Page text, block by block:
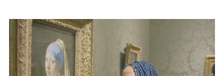
Obrazy
Obrazy
Obrazy